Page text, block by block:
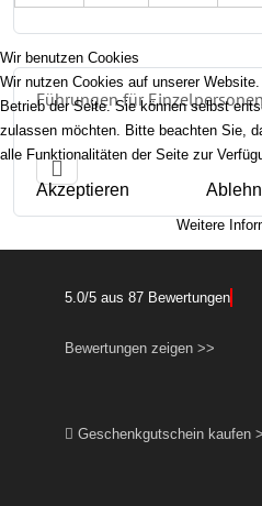
Führungen für
5.0/5 aus 87Bewertungen
Bewertungen zeigen >>
Geschenkgutschein kaufen
Wir benutzen Cookies
Wir nutzen Cookies auf unserer
Betrieb der Seite. Sie können selbst
zulassen möchten. Bitte beachten Sie,
alle Funktionalitäten der Seite zur
Akzeptieren
Weitere